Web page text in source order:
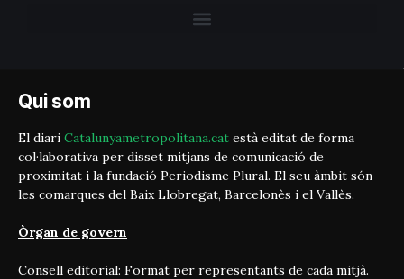
Qui som
El diari Catalunyametropolitana.cat està editat de forma
col·laborativa per disset mitjans de comunicació de
proximitat i la fundació Periodisme Plural. El seu àmbit són
les comarques del Baix Llobregat, Barcelonès i el Vallès.
Òrgan de govern
Consell editorial: Format per representants de cada mitjà.